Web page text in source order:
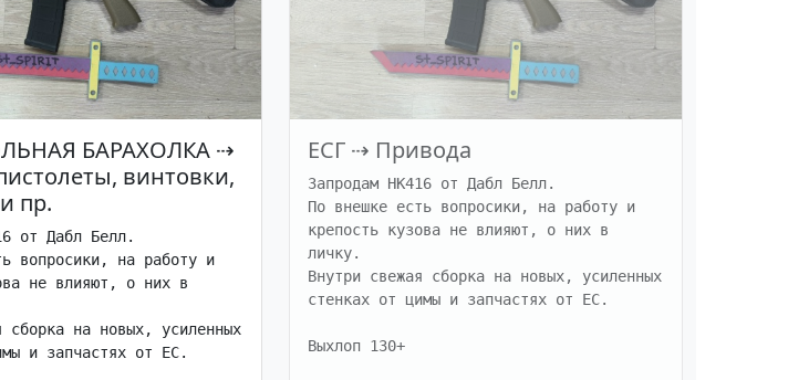
БАРАХОЛКА ⇢
винтовки,
пр.
от Дабл Белл.
вопросики, на работу и
не влияют, о них в
сборка на новых, усиленных
и запчастях от ЕС.
ЕСГ ⇢ Привода
Запродам HK416 от Дабл Белл.
По внешке есть вопросики, на работу и
крепость кузова не влияют, о них в
личку.
Внутри свежая сборка на новых, усиленных
стенках от цимы и запчастях от ЕС.
Выхлоп 130+